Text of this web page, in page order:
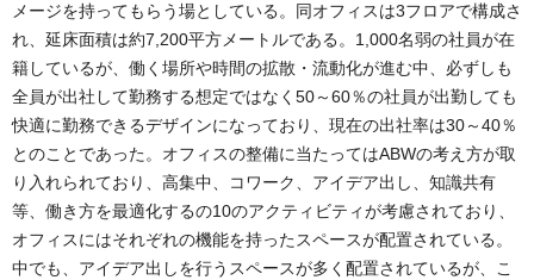
メージを持ってもらう場としている。同オフィスは3フロアで構成さ
れ、延床面積は約7,200平方メートルである。1,000名弱の社員が在
籍しているが、働く場所や時間の拡散・流動化が進む中、必ずしも
全員が出社して勤務する想定ではなく50～60％の社員が出勤しても
快適に勤務できるデザインになっており、現在の出社率は30～40％
とのことであった。オフィスの整備に当たってはABWの考え方が取
り入れられており、高集中、コワーク、アイデア出し、知識共有
等、働き方を最適化するの10のアクティビティが考慮されており、
オフィスにはそれぞれの機能を持ったスペースが配置されている。
中でも、アイデア出しを行うスペースが多く配置されているが、こ